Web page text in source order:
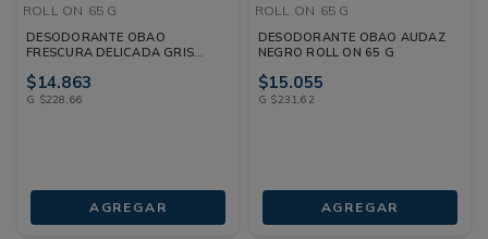
ROLL ON 65 G
DESODORANTE OBAO
FRESCURA DELICADA GRIS
$14.863
G $228 66
AGREGAR
ROLL ON 65 G
DESODORANTE OBAO AUDAZ
NEGRO ROLL ON 65 G
$15.055
G $231 ,62
AGREGAR